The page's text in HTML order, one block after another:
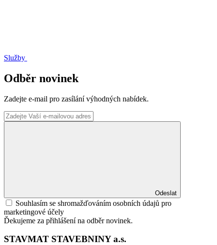
Služby
Odběr novinek
Zadejte e-mail pro zasílání výhodných nabídek.
Odeslat
Souhlasím se shromažďováním osobních údajů pro
marketingové účely
Ďekujeme za přihlášení na odběr novinek.
STAVMAT STAVEBNINY a.s.